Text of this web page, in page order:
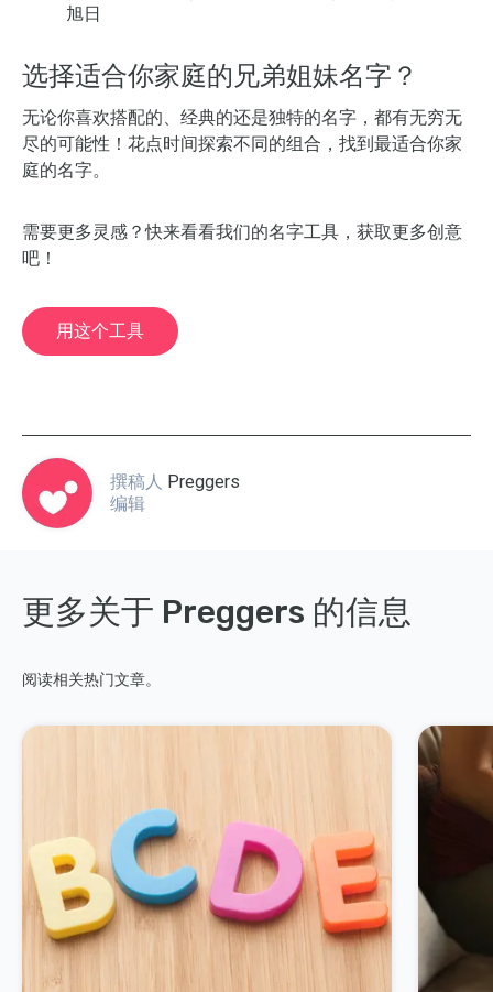
旭日
选择适合你家庭的兄弟姐妹名字？
无论你喜欢搭配的、经典的还是独特的名字，都有无穷无
尽的可能性！花点时间探索不同的组合，找到最适合你家
庭的名字。
需要更多灵感？快来看看我们的名字工具，获取更多创意
吧！
用这个工具
撰稿人 Preggers
编辑
更多关于 Preggers 的信息
阅读相关热门文章。